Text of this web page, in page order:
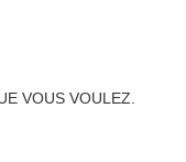
VOUS VOULEZ.